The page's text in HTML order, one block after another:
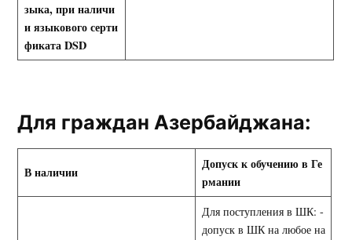
зыка, при наличи
и языкового серти
фикатаDSD
Для граждан Азербайджана:
В наличии
Допуск к обучению в Ге
рмании
Для поступления в ШК: -
допуск в ШК на любое на